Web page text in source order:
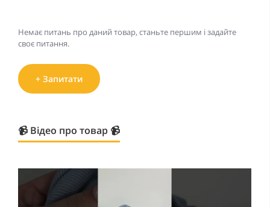
Немає питань про даний товар, станьте першим і задайте
своє питання.
+ Запитати
📹 Відео про товар 📹